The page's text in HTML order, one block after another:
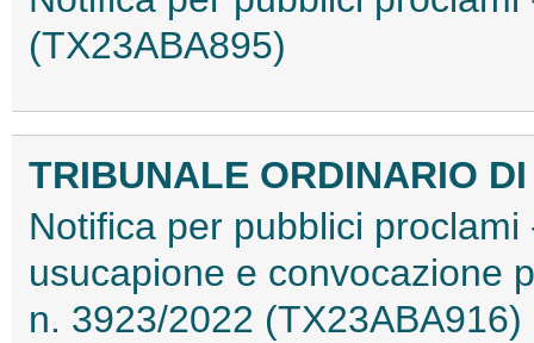
(TX23ABA895)
TRIBUNALE ORDINARIO
Notifica per pubblici
usucapione e convocazione
n. 3923/2022 (TX23ABA916)